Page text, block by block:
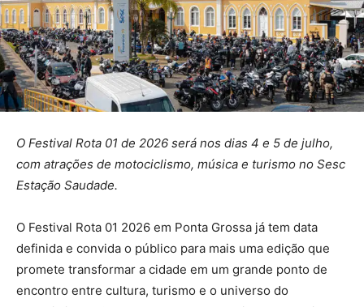
O Festival Rota 01 de 2026 será nos dias 4 e 5 de julho,
com atrações de motociclismo, música e turismo no Sesc
Estação Saudade.
O Festival Rota 01 2026 em Ponta Grossa já tem data
definida e convida o público para mais uma edição que
promete transformar a cidade em um grande ponto de
encontro entre cultura, turismo e o universo do